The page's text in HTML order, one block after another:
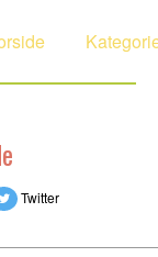
Twitter